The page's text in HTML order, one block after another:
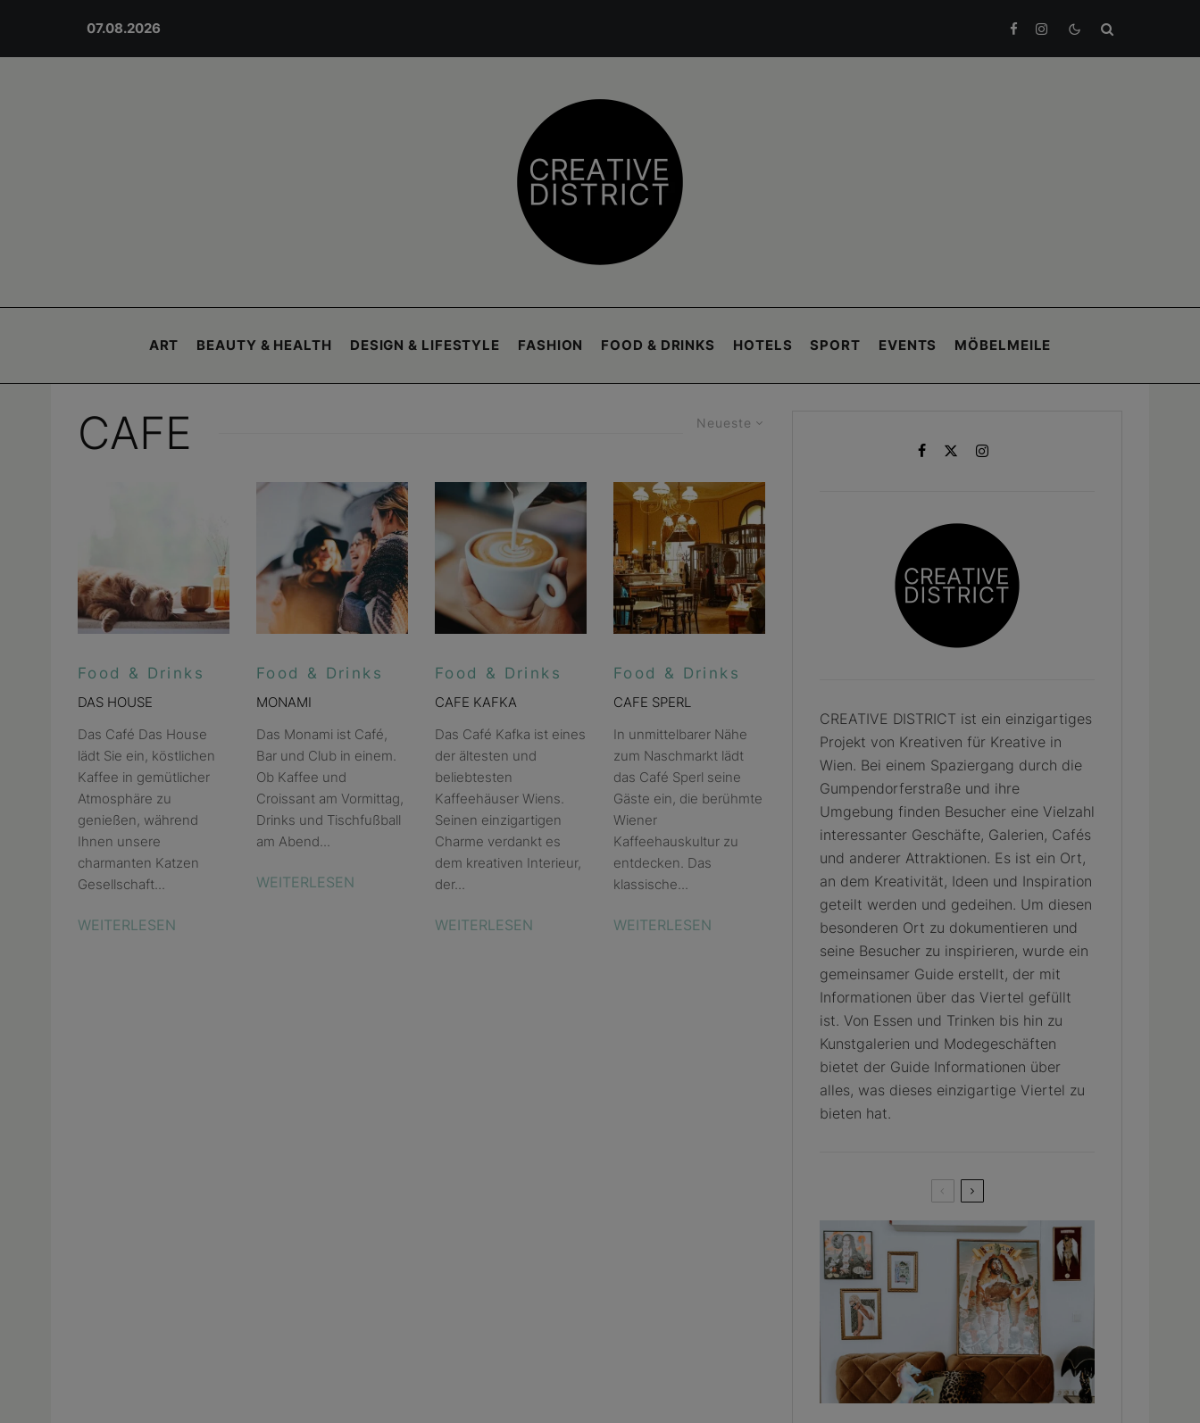
07.08.2026
ART BEAUTY & HEALTH DESIGN & LIFESTYLE FASHION FOOD & DRINKS HOTELS SPORT EVENTS MÖBELMEILE
Neueste
CAFE
Food & Drinks
DAS HOUSE
Das Café Das House
lädt Sie ein, köstlichen
Kaffee in gemütlicher
Atmosphäre zu
genießen, während
Ihnen unsere
charmanten Katzen
Gesellschaft...
WEITERLESEN
Food & Drinks
MONAMI
Das Monami ist Café,
Bar und Club in einem.
Ob Kaffee und
Croissant am Vormittag,
Drinks und Tischfußball
am Abend...
WEITERLESEN
Food & Drinks
CAFE KAFKA
Das Café Kafka ist eines
der ältesten und
beliebtesten
Kaffeehäuser Wiens.
Seinen einzigartigen
Charme verdankt es
dem kreativen Interieur,
der...
WEITERLESEN
Food & Drinks
CAFE SPERL
In unmittelbarer Nähe
zum Naschmarkt lädt
das Café Sperl seine
Gäste ein, die berühmte
Wiener
Kaffeehauskultur zu
entdecken. Das
klassische...
WEITERLESEN
CREATIVE DISTRICT ist ein einzigartiges
Projekt von Kreativen für Kreative in
Wien. Bei einem Spaziergang durch die
Gumpendorferstraße und ihre
Umgebung finden Besucher eine Vielzahl
interessanter Geschäfte, Galerien, Cafés
und anderer Attraktionen. Es ist ein Ort,
an dem Kreativität, Ideen und Inspiration
geteilt werden und gedeihen. Um diesen
besonderen Ort zu dokumentieren und
seine Besucher zu inspirieren, wurde ein
gemeinsamer Guide erstellt, der mit
Informationen über das Viertel gefüllt
ist. Von Essen und Trinken bis hin zu
Kunstgalerien und Modegeschäften
bietet der Guide Informationen über
alles, was dieses einzigartige Viertel zu
bieten hat.